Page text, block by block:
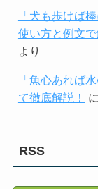
「犬も歩けば
使い方と例文で
より
「魚心あれば
て徹底解説！
に
RSS